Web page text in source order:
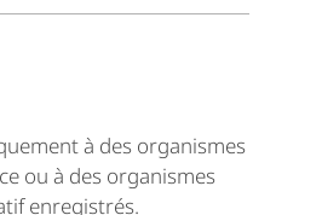
à des organismes
ou à des organismes
enregistrés.